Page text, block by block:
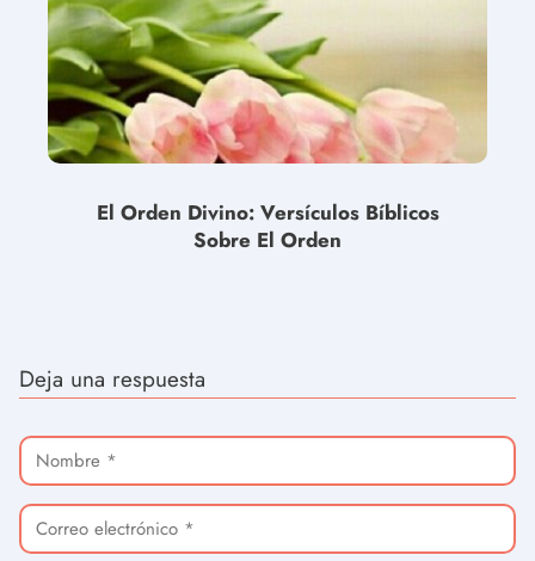
El Orden Divino: Versículos Bíblicos
Sobre El Orden
Deja una respuesta